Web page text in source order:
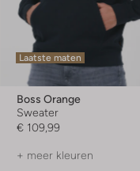
Laatste maten
Boss Orange
Sweater
€ 109,99
+ meer kleuren